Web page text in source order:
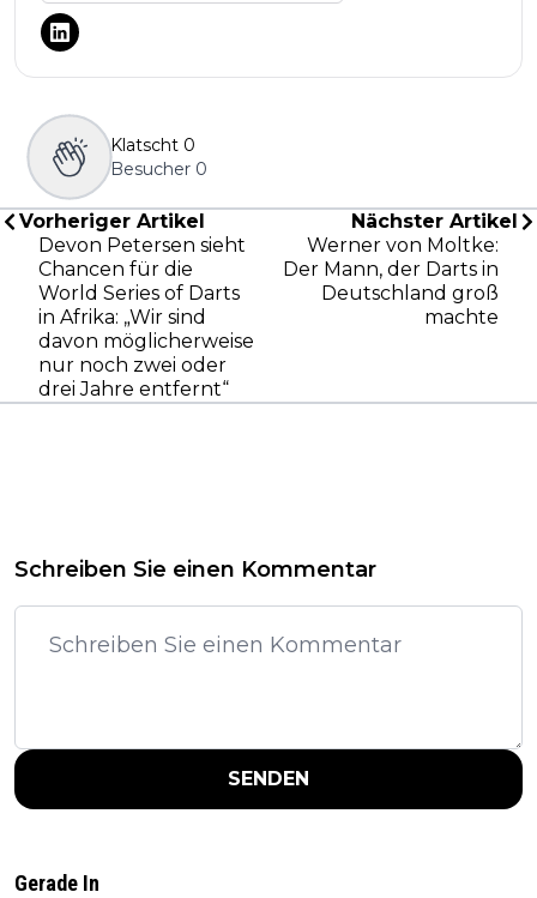
Klatscht 0
Besucher 0
Vorheriger Artikel
Devon Petersen sieht
Chancen für die
World Series of Darts
in Afrika: „Wir sind
davon möglicherweise
nur noch zwei oder
drei Jahre entfernt“
Nächster Artikel
Werner von Moltke:
Der Mann, der Darts in
Deutschland groß
machte
Schreiben Sie einen Kommentar
SENDEN
Gerade In